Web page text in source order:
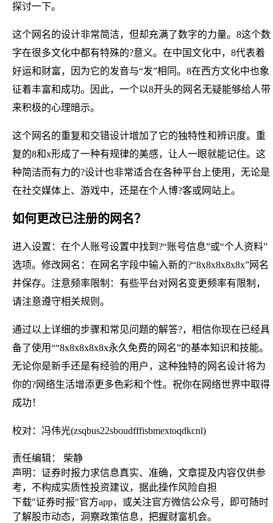
探讨一下。
这个网名的设计非常简洁，但却充满了数字的力量。8这个数
字在很多文化中都有特殊的?意义。在中国文化中，8代表着
好运和财富，因为它的发音与“发”相同。8在西方文化中也象
征着丰富和成功。因此，一个以8开头的网名无疑能够给人带
来积极的心理暗示。
这个网名的重复和交错设计增加了它的独特性和辨识度。重
复的8和x形成了一种有规律的美感，让人一眼就能记住。这
种简洁而有力的?设计也非常适合在各种平台上使用，无论是
在社交媒体上、游戏中，还是在个人博?客或网站上。
如何更改已注册的网名？
进入设置：在个人账号设置中找到?“账号信息”或“个人资料”
选项。修改网名：在网名字段中输入新的?“8x8x8x8x8x”网名
并保存。注意频率限制：有些平台对网名变更频率有限制，
请注意遵守相关规则。
通过以上详细的步骤和常见问题的解答?，相信你现在已经具
备了使用““8x8x8x8x8x永久免费的网名”的基本知识和技能。
无论你是新手还是有经验的用户，这种独特的网名设计将为
你的?网络生活增添更多色彩和个性。祝你在网络世界中取得
成功！
校对：冯伟光(zsqbus22sboudfffisbmextoqdkcnl)
责任编辑： 柴静
声明：证券时报力求信息真实、准确，文章提及内容仅供参
考，不构成实质性投资建议，据此操作风险自担
下载"证券时报"官方app，或关注官方微信公众号，即可随时
了解股市动态，洞察政策信息，把握财富机会。